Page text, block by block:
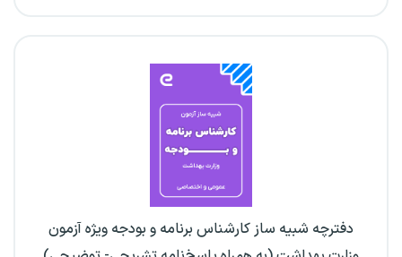
دفترچه شبیه ساز کارشناس برنامه و بودجه ویژه آزمون